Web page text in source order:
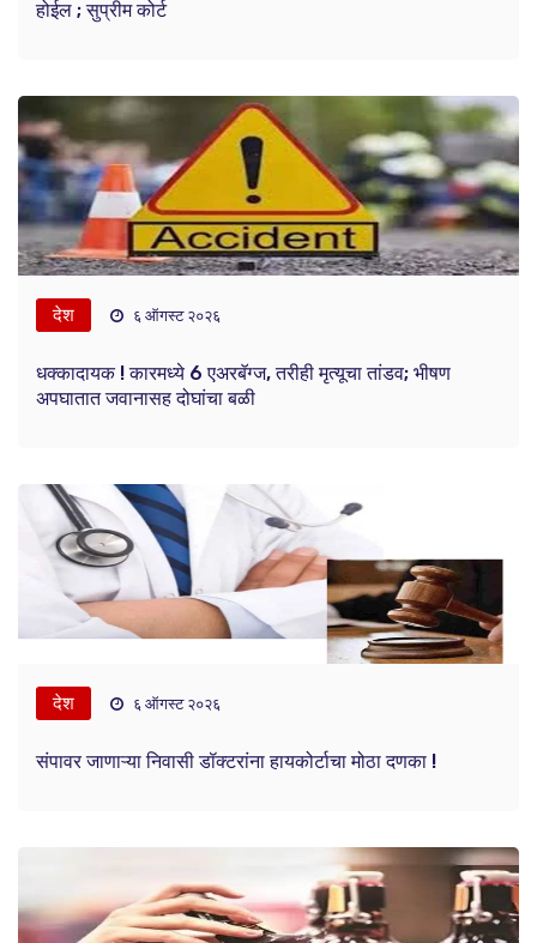
होईल ; सुप्रीम कोर्ट
देश ६ ऑगस्ट २०२६
धक्कादायक ! कारमध्ये 6 एअरबॅग्ज, तरीही मृत्यूचा तांडव; भीषण
अपघातात जवानासह दोघांचा बळी
देश ६ ऑगस्ट २०२६
संपावर जाणाऱ्या निवासी डॉक्टरांना हायकोर्टाचा मोठा दणका !